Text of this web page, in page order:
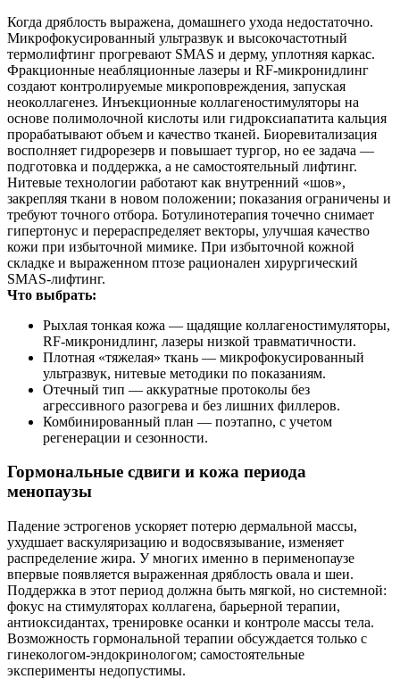
Когда дряблость выражена, домашнего ухода недостаточно.
Микрофокусированный ультразвук и высокочастотный
термолифтинг прогревают SMAS и дерму, уплотняя каркас.
Фракционные неабляционные лазеры и RF‑микронидлинг
создают контролируемые микроповреждения, запуская
неоколлагенез. Инъекционные коллагеностимуляторы на
основе полимолочной кислоты или гидроксиапатита кальция
прорабатывают объем и качество тканей. Биоревитализация
восполняет гидрорезерв и повышает тургор, но ее задача —
подготовка и поддержка, а не самостоятельный лифтинг.
Нитевые технологии работают как внутренний «шов»,
закрепляя ткани в новом положении; показания ограничены и
требуют точного отбора. Ботулинотерапия точечно снимает
гипертонус и перераспределяет векторы, улучшая качество
кожи при избыточной мимике. При избыточной кожной
складке и выраженном птозе рационален хирургический
SMAS‑лифтинг.
Что выбрать:
Рыхлая тонкая кожа — щадящие коллагеностимуляторы,
RF‑микронидлинг, лазеры низкой травматичности.
Плотная «тяжелая» ткань — микрофокусированный
ультразвук, нитевые методики по показаниям.
Отечный тип — аккуратные протоколы без
агрессивного разогрева и без лишних филлеров.
Комбинированный план — поэтапно, с учетом
регенерации и сезонности.
Гормональные сдвиги и кожа периода
менопаузы
Падение эстрогенов ускоряет потерю дермальной массы,
ухудшает васкуляризацию и водосвязывание, изменяет
распределение жира. У многих именно в перименопаузе
впервые появляется выраженная дряблость овала и шеи.
Поддержка в этот период должна быть мягкой, но системной:
фокус на стимуляторах коллагена, барьерной терапии,
антиоксидантах, тренировке осанки и контроле массы тела.
Возможность гормональной терапии обсуждается только с
гинекологом‑эндокринологом; самостоятельные
эксперименты недопустимы.